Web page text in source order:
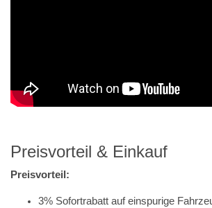
Preisvorteil & Einkauf
Preisvorteil:
3% Sofortrabatt auf einspurige